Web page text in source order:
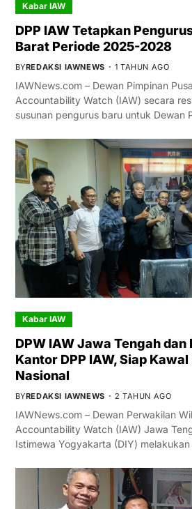
Kabar IAW
DPP IAW Tetapkan
Barat Periode 2025-2028
BYREDAKSI IAWNEWS 1 TAHUN AGO
IAWNews.com – Dewan Pimpinan
Accountability Watch (IAW) secara
susunan pengurus baru untuk Dewan
Kabar IAW
DPW IAW Jawa Tengah dan
Kantor DPP IAW, Siap
Nasional
BYREDAKSI IAWNEWS 2 TAHUN AGO
IAWNews.com – Dewan Perwakilan
Accountability Watch (IAW) Jawa
Istimewa Yogyakarta (DIY)